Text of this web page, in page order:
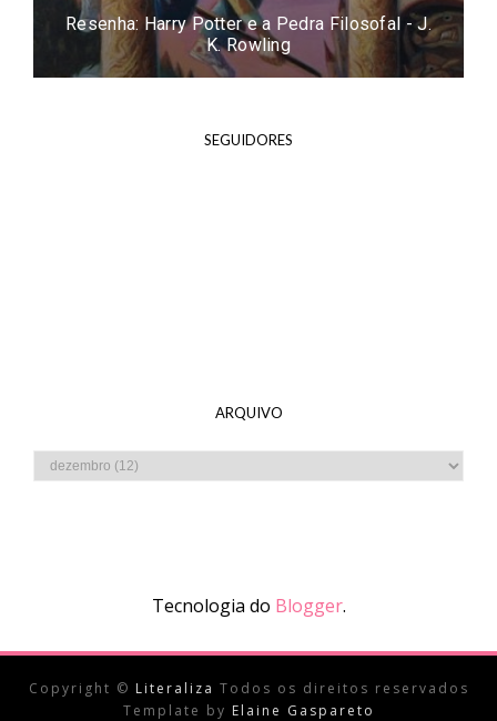
Resenha: Harry Potter e a Pedra Filosofal - J.
K. Rowling
SEGUIDORES
ARQUIVO
Tecnologia do Blogger.
Copyright © Literaliza Todos os direitos reservados
Template by Elaine Gaspareto